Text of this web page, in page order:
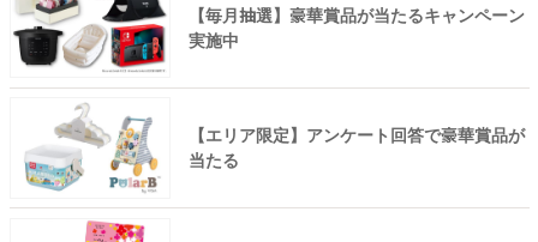
【毎月抽選】豪華賞品が当たるキャンペーン
実施中
【エリア限定】アンケート回答で豪華賞品が
当たる